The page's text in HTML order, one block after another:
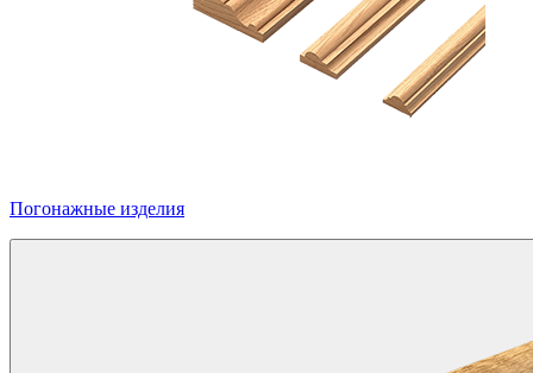
Погонажные изделия